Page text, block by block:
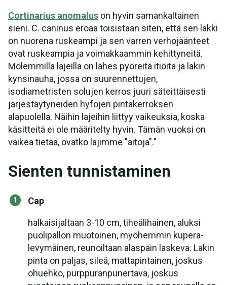
Cortinarius anomalus on hyvin samankaltainen
sieni. C. caninus eroaa toisistaan siten, että sen lakki
on nuorena ruskeampi ja sen varren verhojäänteet
ovat ruskeampia ja voimakkaammin kehittyneitä.
Molemmilla lajeilla on lähes pyöreitä itiöitä ja lakin
kynsinauha, jossa on suurennettujen,
isodiametristen solujen kerros juuri säteittäisesti
järjestäytyneiden hyfojen pintakerroksen
alapuolella. Näihin lajeihin liittyy vaikeuksia, koska
käsitteitä ei ole määritelty hyvin. Tämän vuoksi on
vaikea tietää, ovatko lajimme "aitoja"."
Sienten tunnistaminen
Cap
halkaisijaltaan 3-10 cm, tiheälihainen, aluksi
puolipallon muotoinen, myöhemmin kupera-
levymäinen, reunoiltaan alaspäin laskeva. Lakin
pinta on paljas, sileä, mattapintainen, joskus
ohuehko, purppuranpunertava, joskus